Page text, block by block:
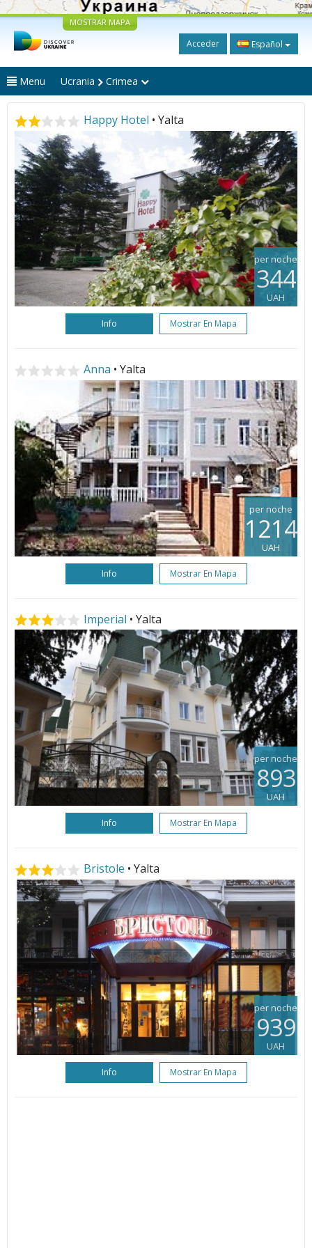
MOSTRAR MAPA
Acceder Español
Menu Ucrania Crimea
Happy Hotel • Yalta
per noche
344
UAH
Info Mostrar En Mapa
Anna • Yalta
per noche
1214
UAH
Info Mostrar En Mapa
Imperial • Yalta
per noche
893
UAH
Info Mostrar En Mapa
Bristole • Yalta
per noche
939
UAH
Info Mostrar En Mapa